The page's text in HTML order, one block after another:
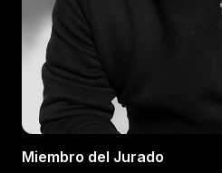
Miembro del Jurado